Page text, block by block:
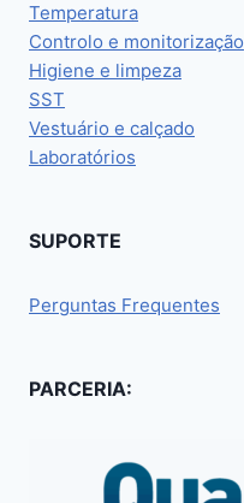
Temperatura
Controlo e monitorização
Higiene e limpeza
SST
Vestuário e calçado
Laboratórios
SUPORTE
Perguntas Frequentes
PARCERIA: